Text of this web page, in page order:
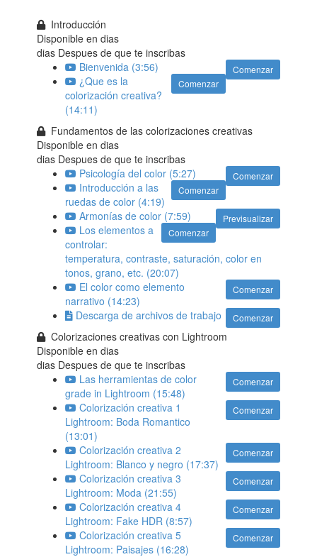
Introducción
Disponible endias
dias Despues de que te inscribas
Comenzar
Bienvenida (3:56)
Comenzar
¿Que es la
colorización creativa?
(14:11)
Fundamentos de las colorizaciones creativas
Disponible endias
dias Despues de que te inscribas
Comenzar
Psicología del color (5:27)
Comenzar
Introducción a las
ruedas de color (4:19)
Previsualizar
Armonías de color (7:59)
Comenzar
Los elementos a
controlar:
temperatura, contraste, saturación, color en
tonos, grano, etc. (20:07)
Comenzar
El color como elemento
narrativo (14:23)
Comenzar
Descarga de archivos de trabajo
Colorizaciones creativas con Lightroom
Disponible endias
dias Despues de que te inscribas
Comenzar
Las herramientas de color
grade in Lightroom (15:48)
Comenzar
Colorización creativa 1
Lightroom: Boda Romantico
(13:01)
Comenzar
Colorización creativa 2
Lightroom: Blanco y negro (17:37)
Comenzar
Colorización creativa 3
Lightroom: Moda (21:55)
Comenzar
Colorización creativa 4
Lightroom: Fake HDR (8:57)
Comenzar
Colorización creativa 5
Lightroom: Paisajes (16:28)